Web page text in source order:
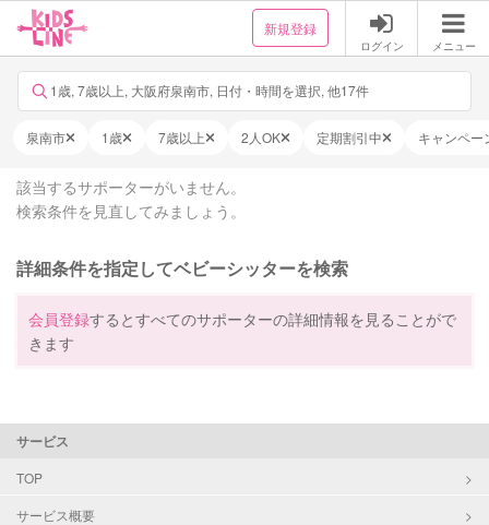
新規登録
ログイン メニュー
1歳, 7歳以上, 大阪府泉南市, 日付・時間を選択, 他17件
泉南市 1歳 7歳以上 2人OK 定期割引中 キャンペー
該当するサポーターがいません。
検索条件を見直してみましょう。
詳細条件を指定してベビーシッターを検索
会員登録するとすべてのサポーターの詳細情報を見ることがで
きます
サービス
TOP
サービス概要